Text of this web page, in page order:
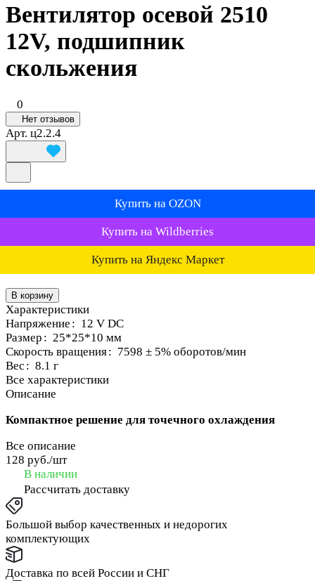
Вентилятор осевой 2510
12V, подшипник
скольжения
0
Нет отзывов
Арт. ц2.2.4
Купить на OZON
Купить на Wildberries
Купить на Яндекс Маркет
В корзину
Характеристики
Напряжение : 12 V DC
Размер : 25*25*10 мм
Скорость вращения: 7598 ± 5% оборотов/мин
Вес : 8.1 г
Все характеристики
Описание
Компактное решение для точечного охлаждения
Все описание
128 руб./шт
В наличии
Рассчитать доставку
Большой выбор качественных и недорогих
комплектующих
Доставка по всей России и СНГ